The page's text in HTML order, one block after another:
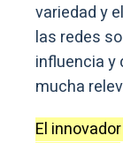
variedad y
las redes
influencia y
mucha
El